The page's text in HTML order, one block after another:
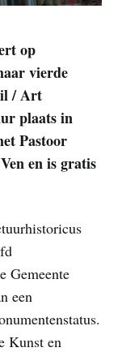
op
vierde
/ Art
plaats in
Pastoor
en is gratis
Gemeente
een
Kunst en